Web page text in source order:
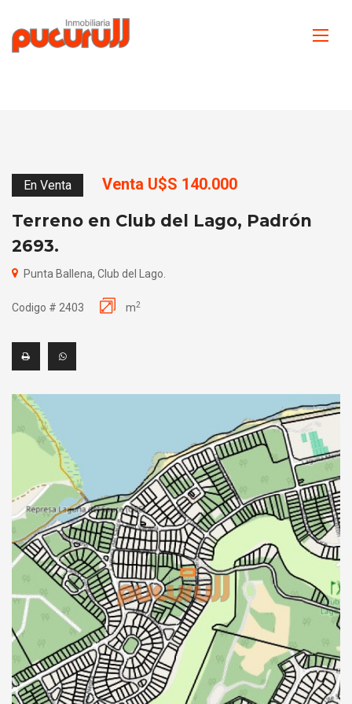
En Venta Venta U$S 140.000
Terreno en Club del Lago, Padrón
2693.
Punta Ballena, Club del Lago.
Codigo # 2403 m2